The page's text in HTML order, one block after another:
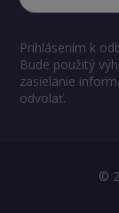
Prihlásením k
Bude použitý
zasielanie
odvolať.
©